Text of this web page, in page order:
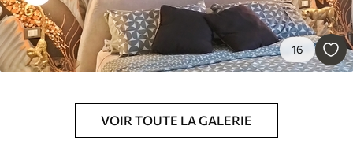
Premium
56.6734.00 €/m²
16
VOIR TOUTE LA GALERIE